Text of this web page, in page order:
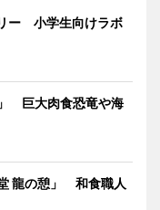
ー 小学生向けラボ
巨大肉食恐竜や海
龍の憩」 和食職人